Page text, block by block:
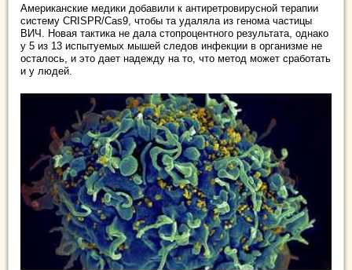
Американские медики добавили к антиретровирусной терапии
систему CRISPR/Cas9, чтобы та удаляла из генома частицы
ВИЧ. Новая тактика не дала стопроцентного результата, однако
у 5 из 13 испытуемых мышей следов инфекции в организме не
осталось, и это дает надежду на то, что метод может сработать
и у людей.